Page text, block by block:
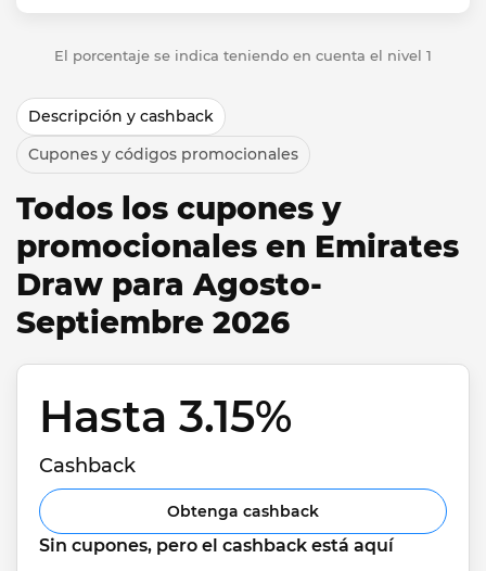
El porcentaje se indica teniendo en cuenta el nivel 1
Descripción y cashback
Cupones y códigos promocionales
Todos los cupones y
promocionales en Emirates
Draw para Agosto-
Septiembre 2026
Hasta 3.15%
Cashback
Obtenga cashback
Sin cupones, pero el cashback está aquí